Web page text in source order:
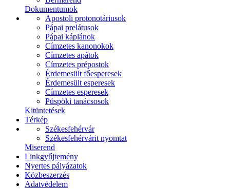
Dokumentumok
Apostoli protonotáriusok
Pápai prelátusok
Pápai káplánok
Címzetes kanonokok
Címzetes apátok
Címzetes prépostok
Érdemesült főesperesek
Érdemesült esperesek
Címzetes esperesek
Püspöki tanácsosok
Kitüntetések
Térkép
Székesfehérvár
Székesfehérvárit nyomtat
Miserend
Linkgyűjtemény
Nyertes pályázatok
Közbeszerzés
Adatvédelem